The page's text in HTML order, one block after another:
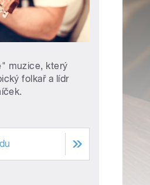
muzice, který
folkař a lídr